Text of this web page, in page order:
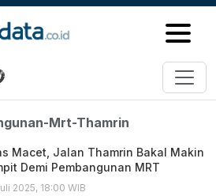
Mrt Thamrin
Mrt-Thamrin
Macet, Jalan Thamrin Bakal Makin
Demi Pembangunan MRT
2025, 18:00 WIB